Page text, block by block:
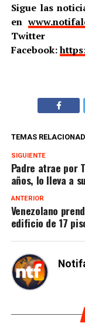
Sigue las
en
Twitter
Facebook:
TEMAS
SIGUIENTE
Padre atrae por
años, lo lleva a
ANTERIOR
Venezolano
edificio de 17